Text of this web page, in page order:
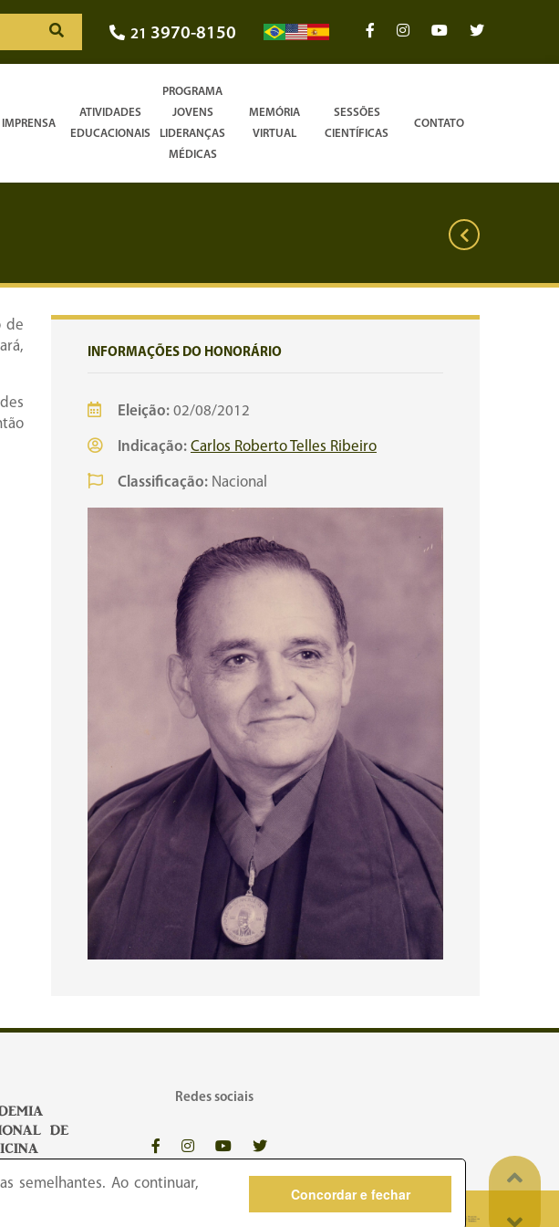
21 3970-8150
IMPRENSA
ATIVIDADES
EDUCACIONAIS
PROGRAMA
JOVENS
LIDERANÇAS
MÉDICAS
MEMÓRIA
VIRTUAL
SESSÕES
CIENTÍFICAS
CONTATO
de
INFORMAÇÕES DO HONORÁRIO
Eleição: 02/08/2012
Indicação: Carlos Roberto Telles Ribeiro
Classificação: Nacional
Redes sociais
semelhantes. Ao continuar,
Concordar e fechar